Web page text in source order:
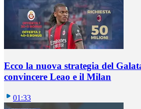
Ecco la nuova strategia del
convincere Leao e il Milan
01:33